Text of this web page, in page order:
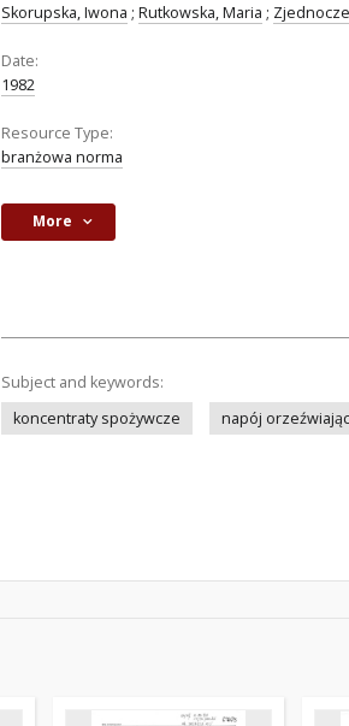
Skorupska, Iwona ; Rutkowska, Maria ;
Date:
1982
Resource Type:
branżowa norma
More
Subject and keywords:
koncentraty spożywcze
napój